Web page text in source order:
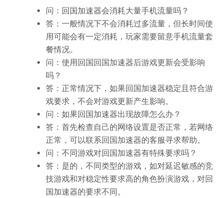
问：回国加速器会消耗大量手机流量吗？
答：一般情况下不会消耗过多流量，但长时间使
用可能会有一定消耗，玩家需要留意手机流量套
餐情况。
问：使用回国回国加速器后游戏更新会受影响
吗？
答：正常情况下，如果回国加速器稳定且符合游
戏要求，不会对游戏更新产生影响。
问：如果回国加速器出现故障怎么办？
答：首先检查自己的网络设置是否正常，若网络
正常，可以联系回国加速器的客服寻求帮助。
问：不同游戏对回国加速器有特殊要求吗？
答：是的，不同类型的游戏，如对延迟敏感的竞
技游戏和对稳定性要求高的角色扮演游戏，对回
国加速器的要求不同。